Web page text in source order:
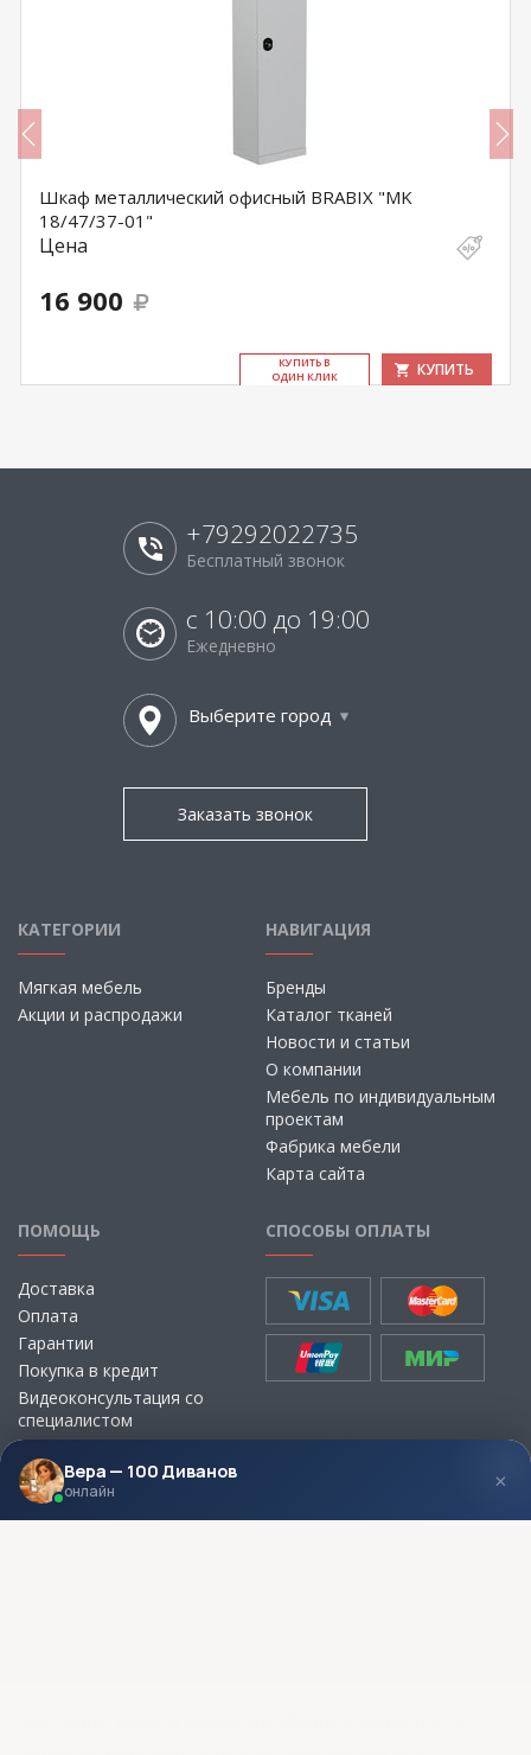
Шкаф металлический офисный BRABIX "MK
18/47/37-01"
Цена
16 900
КУ­ПИТЬ В
ОДИН КЛИК
КУПИТЬ
+79292022735
Бесплатный звонок
с 10:00 до 19:00
Ежедневно
Выберите город
Заказать звонок
КАТЕГОРИИ
Мягкая мебель
Акции и распродажи
НАВИГАЦИЯ
Бренды
Каталог тканей
Новости и статьи
О компании
Мебель по индивидуальным
проектам
Фабрика мебели
Карта сайта
ПОМОЩЬ
Доставка
Оплата
Гарантии
Покупка в кредит
Видеоконсультация со
специалистом
Выбор ткани для мебели без
визита в магазин
СПОСОБЫ ОПЛАТЫ
МЫ В СОЦСЕТЯХ КОНТАКТЫ
Вера — 100 Диванов
онлайн ×